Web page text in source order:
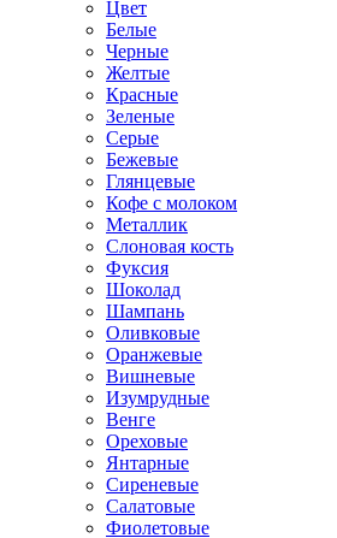
Цвет
Белые
Черные
Желтые
Красные
Зеленые
Серые
Бежевые
Глянцевые
Кофе с молоком
Металлик
Слоновая кость
Фуксия
Шоколад
Шампань
Оливковые
Оранжевые
Вишневые
Изумрудные
Венге
Ореховые
Янтарные
Сиреневые
Салатовые
Фиолетовые